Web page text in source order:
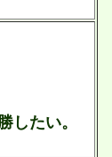
したい。